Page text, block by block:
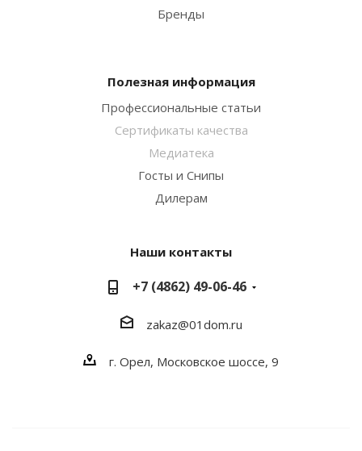
Бренды
Полезная информация
Профессиональные статьи
Сертификаты качества
Медиатека
Госты и Снипы
Дилерам
Наши контакты
+7 (4862) 49-06-46
zakaz@01dom.ru
г. Орел, Московское шоссе, 9